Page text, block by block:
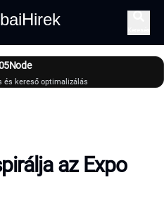
és kereső optimalizálás
az Expo